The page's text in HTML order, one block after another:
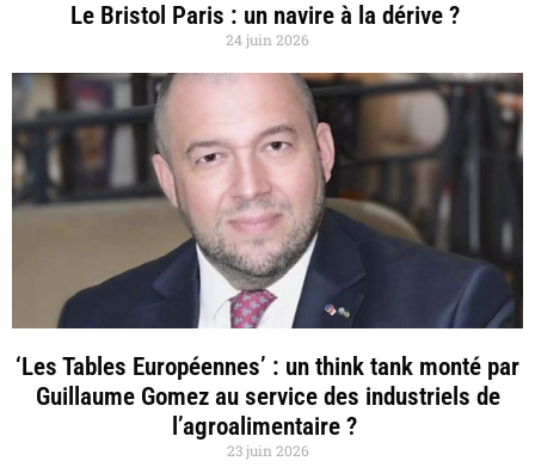
Le Bristol Paris : un navire à la dérive ?
24 juin 2026
‘Les Tables Européennes’ : un think tank monté par
Guillaume Gomez au service des industriels de
l’agroalimentaire ?
23 juin 2026